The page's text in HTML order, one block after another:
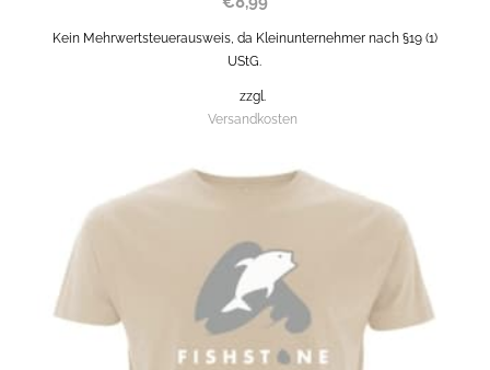
Kein Mehrwertsteuerausweis, da Kleinunternehmer nach §19 (1)
UStG.
zzgl.
Versandkosten